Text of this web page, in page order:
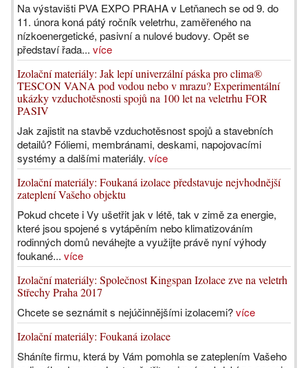
Na výstavišti PVA EXPO PRAHA v Letňanech se od 9. do
11. února koná pátý ročník veletrhu, zaměřeného na
nízkoenergetické, pasivní a nulové budovy. Opět se
představí řada... více
Izolační materiály: Jak lepí univerzální páska pro clima®
TESCON VANA pod vodou nebo v mrazu? Experimentální
ukázky vzduchotěsnosti spojů na 100 let na veletrhu FOR
PASIV
Jak zajistit na stavbě vzduchotěsnost spojů a stavebních
detailů? Fóliemi, membránami, deskami, napojovacími
systémy a dalšími materiály. více
Izolační materiály: Foukaná izolace představuje nejvhodnější
zateplení Vašeho objektu
Pokud chcete i Vy ušetřit jak v létě, tak v zimě za energie,
které jsou spojené s vytápěním nebo klimatizováním
rodinných domů neváhejte a využijte právě nyní výhody
foukané... více
Izolační materiály: Společnost Kingspan Izolace zve na veletrh
Střechy Praha 2017
Chcete se seznámit s nejúčinnějšími izolacemi?více
Izolační materiály: Foukaná izolace
Sháníte firmu, která by Vám pomohla se zateplením Vašeho